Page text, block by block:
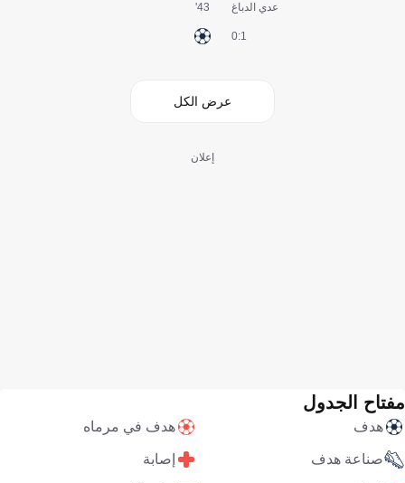
عدي الدباغ
1:0
43'
عرض الكل
إعلان
مفتاح الجدول
هدف هدف في مرماه
صناعة هدف إصابة